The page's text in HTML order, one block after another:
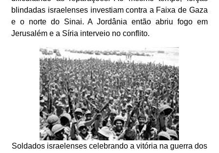
blindadas israelenses investiam contra a Faixa de Gaza
e o norte do Sinai. A Jordânia então abriu fogo em
Jerusalém e a Síria interveio no conflito.
Soldados israelenses celebrando a vitória na guerra dos